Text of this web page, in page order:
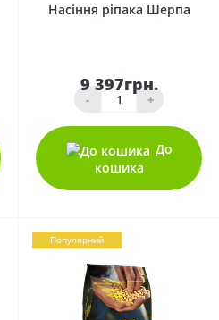
Насіння ріпака Шерпа
9 397грн.
- +
До
кошика
Популярний